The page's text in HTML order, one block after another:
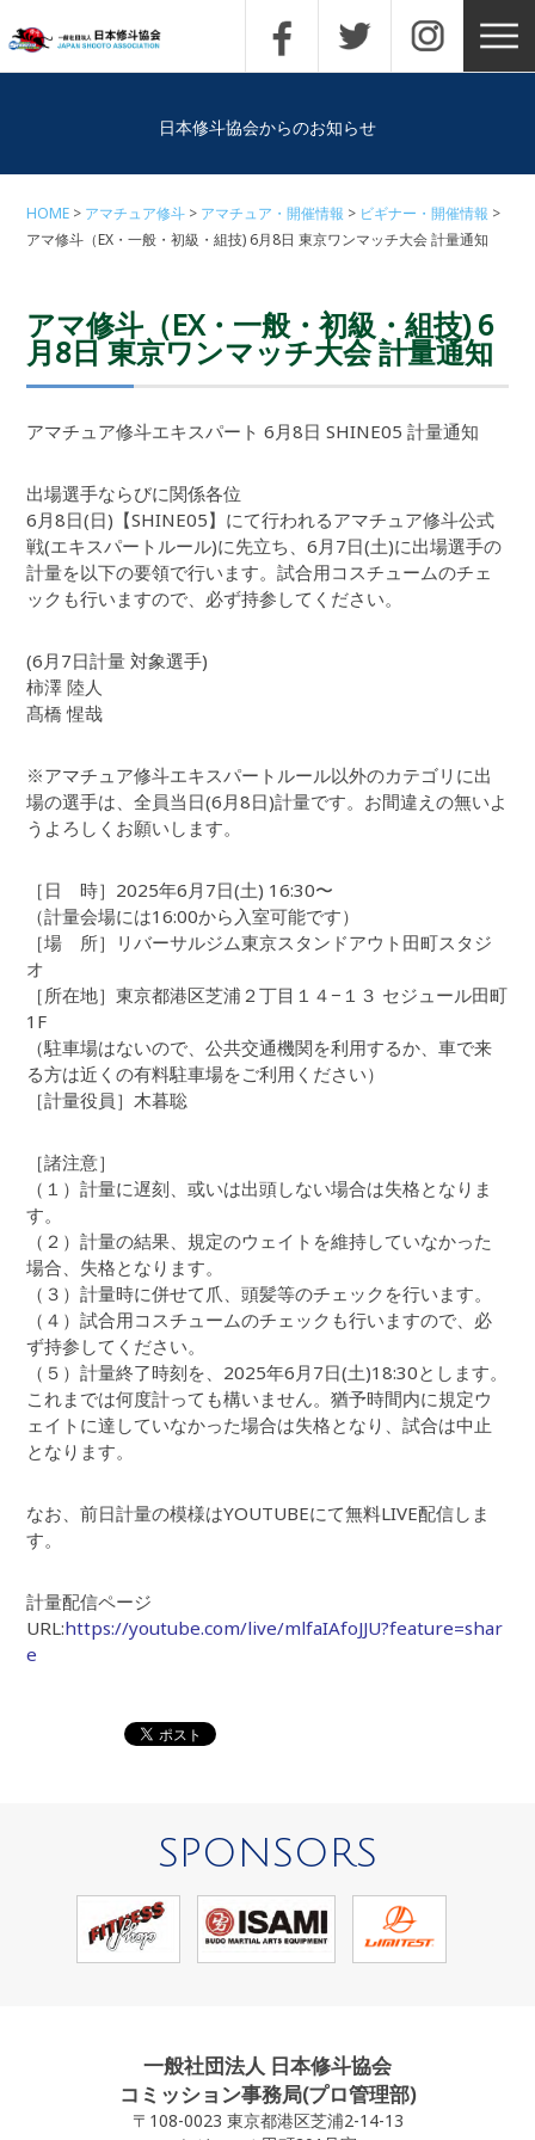
日本修斗協会からのお知らせ
HOME アマチュア修斗 アマチュア・開催情報
ビギナー・開催情報
アマ修斗（EX・一般・初級・組技) 6月8日 東京ワンマッチ大会 計量通知
アマ修斗（EX・一般・初級・組技) 6
月8日 東京ワンマッチ大会 計量通知
アマチュア修斗エキスパート 6月8日 SHINE05 計量通知
出場選手ならびに関係各位
6月8日(日)【SHINE05】にて行われるアマチュア修斗公式
戦(エキスパートルール)に先立ち、6月7日(土)に出場選手の
計量を以下の要領で行います。試合用コスチュームのチェ
ックも行いますので、必ず持参してください。
(6月7日計量 対象選手)
柿澤 陸人
髙橋 惺哉
※アマチュア修斗エキスパートルール以外のカテゴリに出
場の選手は、全員当日(6月8日)計量です。お間違えの無いよ
うよろしくお願いします。
［日 時］2025年6月7日(土) 16:30〜
（計量会場には16:00から入室可能です）
［場 所］リバーサルジム東京スタンドアウト田町スタジ
オ
［所在地］東京都港区芝浦２丁目１４−１３ セジュール田町
1F
（駐車場はないので、公共交通機関を利用するか、車で来
る方は近くの有料駐車場をご利用ください）
［計量役員］木暮聡
［諸注意］
（１）計量に遅刻、或いは出頭しない場合は失格となりま
す。
（２）計量の結果、規定のウェイトを維持していなかった
場合、失格となります。
（３）計量時に併せて爪、頭髪等のチェックを行います。
（４）試合用コスチュームのチェックも行いますので、必
ず持参してください。
（５）計量終了時刻を、2025年6月7日(土)18:30とします。
これまでは何度計っても構いません。猶予時間内に規定ウ
ェイトに達していなかった場合は失格となり、試合は中止
となります。
なお、前日計量の模様はYOUTUBEにて無料LIVE配信しま
す。
計量配信ページ
URL:https://youtube.com/live/mlfaIAfoJJU?feature=shar
e
SPONSORS
一般社団法人 日本修斗協会
コミッション事務局(プロ管理部)
〒108-0023 東京都港区芝浦2-14-13